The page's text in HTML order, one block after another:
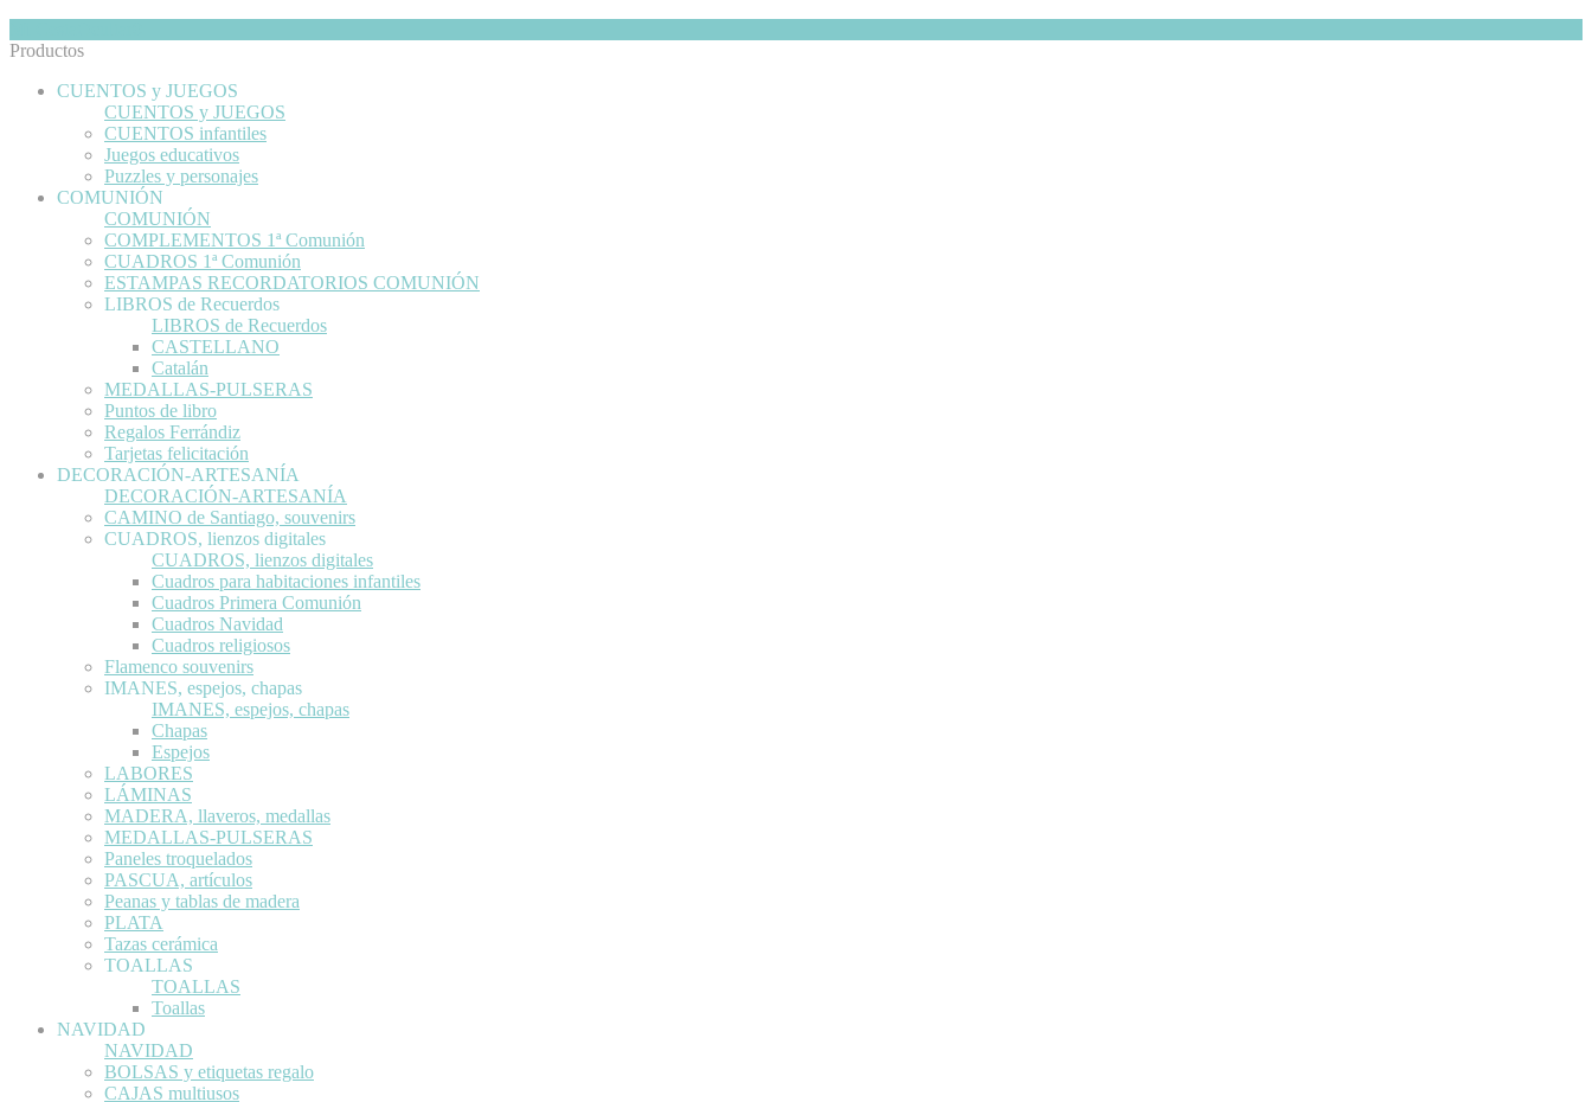
Productos
CUENTOS y JUEGOS
CUENTOS y JUEGOS
CUENTOS infantiles
Juegos educativos
Puzzles y personajes
COMUNIÓN
COMUNIÓN
COMPLEMENTOS 1ª Comunión
CUADROS 1ª Comunión
ESTAMPAS RECORDATORIOS COMUNIÓN
LIBROS de Recuerdos
LIBROS de Recuerdos
CASTELLANO
Catalán
MEDALLAS-PULSERAS
Puntos de libro
Regalos Ferrándiz
Tarjetas felicitación
DECORACIÓN-ARTESANÍA
DECORACIÓN-ARTESANÍA
CAMINO de Santiago, souvenirs
CUADROS, lienzos digitales
CUADROS, lienzos digitales
Cuadros para habitaciones infantiles
Cuadros Primera Comunión
Cuadros Navidad
Cuadros religiosos
Flamenco souvenirs
IMANES, espejos, chapas
IMANES, espejos, chapas
Chapas
Espejos
LABORES
LÁMINAS
MADERA, llaveros, medallas
MEDALLAS-PULSERAS
Paneles troquelados
PASCUA, artículos
Peanas y tablas de madera
PLATA
Tazas cerámica
TOALLAS
TOALLAS
Toallas
NAVIDAD
NAVIDAD
BOLSAS y etiquetas regalo
CAJAS multiusos